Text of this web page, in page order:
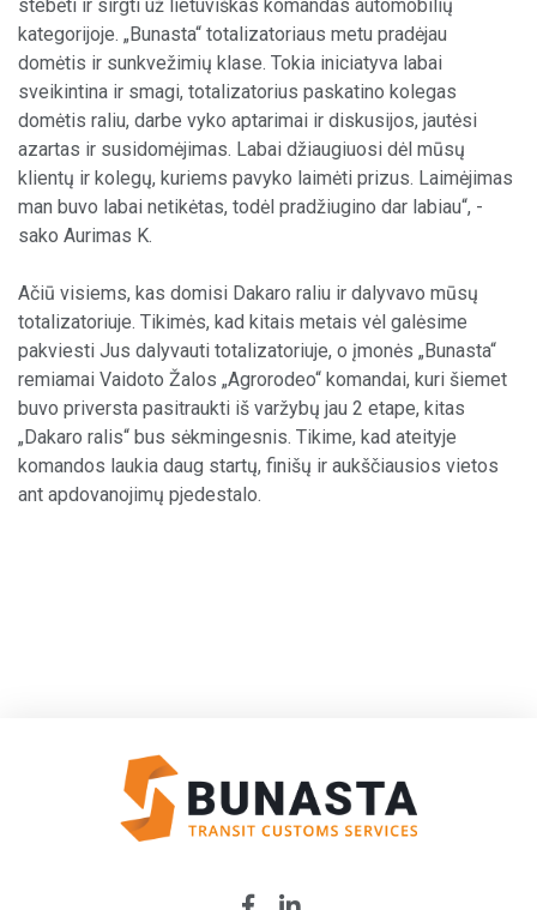
stebėti ir sirgti už lietuviškas komandas automobilių
kategorijoje. „Bunasta“ totalizatoriaus metu pradėjau
domėtis ir sunkvežimių klase. Tokia iniciatyva labai
sveikintina ir smagi, totalizatorius paskatino kolegas
domėtis raliu, darbe vyko aptarimai ir diskusijos, jautėsi
azartas ir susidomėjimas. Labai džiaugiuosi dėl mūsų
klientų ir kolegų, kuriems pavyko laimėti prizus. Laimėjimas
man buvo labai netikėtas, todėl pradžiugino dar labiau“, -
sako Aurimas K.
Ačiū visiems, kas domisi Dakaro raliu ir dalyvavo mūsų
totalizatoriuje. Tikimės, kad kitais metais vėl galėsime
pakviesti Jus dalyvauti totalizatoriuje, o įmonės „Bunasta“
remiamai Vaidoto Žalos „Agrorodeo“ komandai, kuri šiemet
buvo priversta pasitraukti iš varžybų jau 2 etape, kitas
„Dakaro ralis“ bus sėkmingesnis. Tikime, kad ateityje
komandos laukia daug startų, finišų ir aukščiausios vietos
ant apdovanojimų pjedestalo.